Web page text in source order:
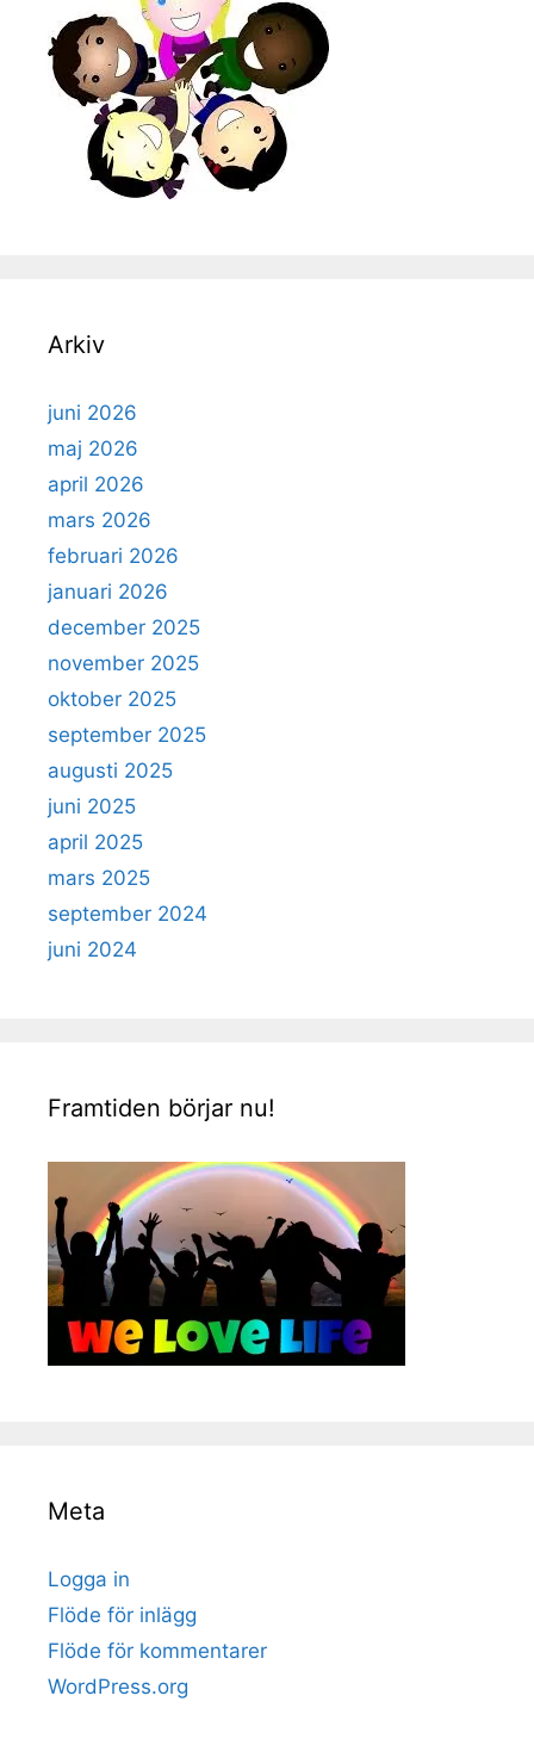
Arkiv
juni 2026
maj 2026
april 2026
mars 2026
februari 2026
januari 2026
december 2025
november 2025
oktober 2025
september 2025
augusti 2025
juni 2025
april 2025
mars 2025
september 2024
juni 2024
Framtiden börjar nu!
Meta
Logga in
Flöde för inlägg
Flöde för kommentarer
WordPress.org